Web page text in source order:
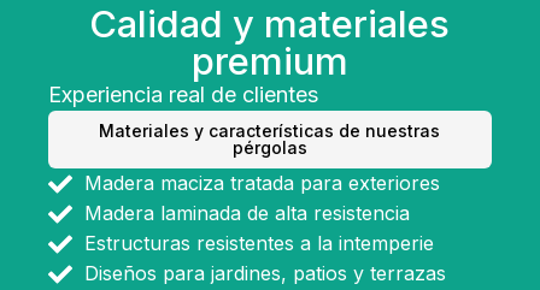
Calidad y materiales
premium
Experiencia real de clientes
Materiales y características de nuestras
pérgolas
Madera maciza tratada para exteriores
Madera laminada de alta resistencia
Estructuras resistentes a la intemperie
Diseños para jardines, patios y terrazas